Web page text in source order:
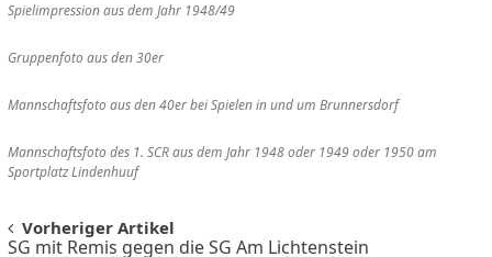
Spielimpression aus dem Jahr 1948/49
Gruppenfoto aus den 30er
Mannschaftsfoto aus den 40er bei Spielen in und um Brunnersdorf
Mannschaftsfoto des 1. SCR aus dem Jahr 1948 oder 1949 oder 1950 am
Sportplatz Lindenhuuf
Post
Vorheriger Artikel
SG mit Remis gegen die SG Am Lichtenstein